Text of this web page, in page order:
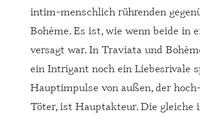
intim-menschlich rührenden
Bohème. Es ist, wie wenn beide in
versagt war. In Traviata und
ein Intrigant noch ein Liebesrivale
Hauptimpulse von außen, der
Töter, ist Hauptakteur. Die gleiche